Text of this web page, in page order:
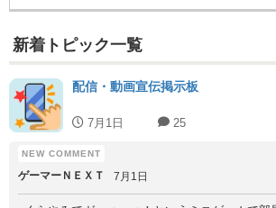
新着トピック一覧
配信・動画宣伝掲示板
7月1日 25
ゲーマーＮＥＸＴ 7月1日